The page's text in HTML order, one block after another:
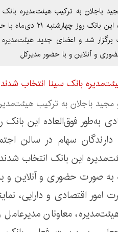
باجلان به ترکیب هیئت‌مدیره
عادی به‌طور فوق‌العاده
برگزار شد و اعضای جدید
و آنلاین و با حضور مدیرکل
مجید باجلان به ترکیب
سهام در سالن
این بانک انتخاب
صورت حضوری و آنلاین و
امور اقتصادی و دارایی،
معاونان مدیرعامل